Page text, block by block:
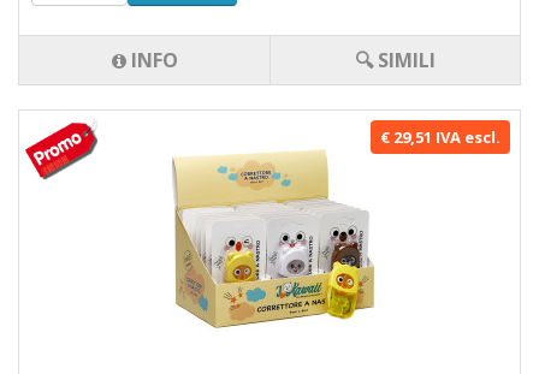
INFO 🔍 SIMILI
€ 29,51 IVA escl.